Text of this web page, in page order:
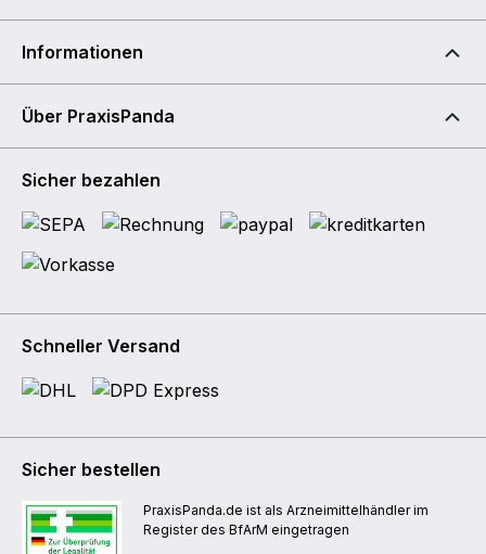
Informationen
Über PraxisPanda
Sicher bezahlen
Schneller Versand
Sicher bestellen
PraxisPanda.de ist als Arzneimittelhändler im
Register des BfArM eingetragen